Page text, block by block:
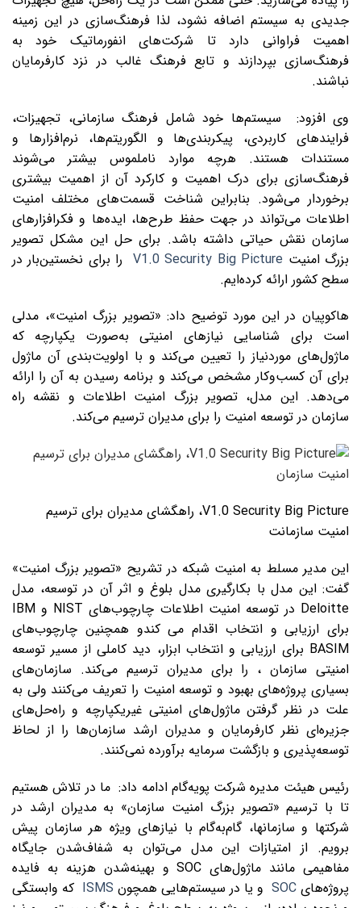
جدیدی به سیستم اضافه نشود، لذا فرهنگ‌سازی در این زمینه
اهمیت فراوانی دارد تا شرکت‌های انفورماتیک خود به
فرهنگ‌سازی بپردازند و تابع فرهنگ غالب در نزد کارفرمایان
نباشند.
وی افزود: سیستم‌ها خود شامل فرهنگ سازمانی، تجهیزات،
فرایندهای کاربردی، پیکربندی‌ها و الگوریتم‌ها، نرم‌افزارها و
مستندات هستند. هرچه موارد ناملموس بیشتر می‌شوند
فرهنگ‌سازی برای درک اهمیت و کارکرد آن از اهمیت بیشتری
برخوردار می‌شود. بنابراین شناخت قسمت‌های مختلف امنیت
اطلاعات می‌تواند در جهت حفظ طرح‌ها، ایده‌ها و فکر‌افزارهای
سازمان نقش حیاتی داشته‌ باشد. برای حل این مشکل تصویر
بزرگ امنیت V1.0 Security Big Picture را برای نخستین‌بار در
سطح کشور ارائه کرده‌ایم.
هاکوپیان در این مورد توضیح داد: «تصویر بزرگ امنیت»، مدلی
است برای شناسایی نیازهای امنیتی به‌صورت یکپارچه که
ماژول‌های موردنیاز را تعیین می‌کند و با اولویت‌بندی آن ماژول
برای آن کسب‌وکار مشخص می‌کند و برنامه رسیدن به آن را ارائه
می‌دهد. این مدل، تصویر بزرگ امنیت اطلاعات و نقشه راه
سازمان در توسعه امنیت را برای مدیران ترسیم می‌کند.
V1.0 Security Big Picture، راهگشای مدیران برای ترسیم
امنیت سازمانت
این مدیر مسلط به امنیت شبکه در تشریح «تصویر بزرگ امنیت»
گفت: این مدل با بکارگیری مدل بلوغ و اثر آن در توسعه، مدل
Deloitte در توسعه امنیت اطلاعات چارچوب‌های NIST و IBM
برای ارزیابی و انتخاب اقدام می کندو همچنین چارچوب‌های
BASIM برای ارزیابی و انتخاب ابزار، دید کاملی از مسیر توسعه
امنیتی سازمان ، را برای مدیران ترسیم می‌کند. سازمان‌های
بسیاری پروژه‌های بهبود و توسعه امنیت را تعریف می‌کنند ولی به
علت در نظر گرفتن ماژول‌های امنیتی غیریکپارچه و راه‌حل‌های
جزیره‌ای نظر کارفرمایان و مدیران ارشد سازمان‌ها را از لحاظ
توسعه‌پذیری و بازگشت سرمایه برآورده نمی‌کنند.
رئیس هیئت مدیره شرکت پویه‌گام ادامه داد: ما در تلاش هستیم
تا با ترسیم «تصویر بزرگ امنیت سازمان» به مدیران ارشد در
شرکتها و سازمانها، گام‌به‌گام با نیازهای ویژه هر سازمان پیش
برویم. از امتیازات این مدل می‌توان به شفا‌ف‌شدن جایگاه
مفاهیمی مانند ماژول‌های SOC و بهینه‌شدن هزینه به فایده
پروژه‌های SOC و یا در سیستم‌هایی همچون ISMS که وابستگی